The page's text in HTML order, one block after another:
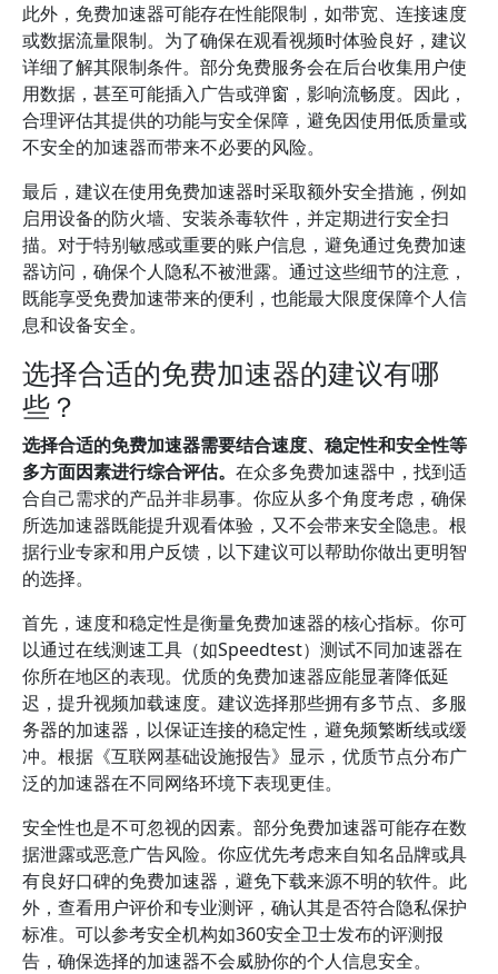
此外，免费加速器可能存在性能限制，如带宽、连接速度
或数据流量限制。为了确保在观看视频时体验良好，建议
详细了解其限制条件。部分免费服务会在后台收集用户使
用数据，甚至可能插入广告或弹窗，影响流畅度。因此，
合理评估其提供的功能与安全保障，避免因使用低质量或
不安全的加速器而带来不必要的风险。
最后，建议在使用免费加速器时采取额外安全措施，例如
启用设备的防火墙、安装杀毒软件，并定期进行安全扫
描。对于特别敏感或重要的账户信息，避免通过免费加速
器访问，确保个人隐私不被泄露。通过这些细节的注意，
既能享受免费加速带来的便利，也能最大限度保障个人信
息和设备安全。
选择合适的免费加速器的建议有哪
些？
选择合适的免费加速器需要结合速度、稳定性和安全性等
多方面因素进行综合评估。 在众多免费加速器中，找到适
合自己需求的产品并非易事。你应从多个角度考虑，确保
所选加速器既能提升观看体验，又不会带来安全隐患。根
据行业专家和用户反馈，以下建议可以帮助你做出更明智
的选择。
首先，速度和稳定性是衡量免费加速器的核心指标。你可
以通过在线测速工具（如Speedtest）测试不同加速器在
你所在地区的表现。优质的免费加速器应能显著降低延
迟，提升视频加载速度。建议选择那些拥有多节点、多服
务器的加速器，以保证连接的稳定性，避免频繁断线或缓
冲。根据《互联网基础设施报告》显示，优质节点分布广
泛的加速器在不同网络环境下表现更佳。
安全性也是不可忽视的因素。部分免费加速器可能存在数
据泄露或恶意广告风险。你应优先考虑来自知名品牌或具
有良好口碑的免费加速器，避免下载来源不明的软件。此
外，查看用户评价和专业测评，确认其是否符合隐私保护
标准。可以参考安全机构如360安全卫士发布的评测报
告，确保选择的加速器不会威胁你的个人信息安全。